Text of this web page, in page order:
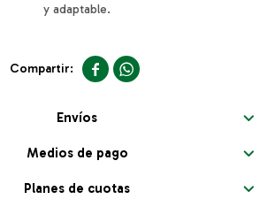
y adaptable.
 
Envíos
Medios de pago
Planes de cuotas